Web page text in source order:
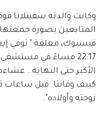
وكانت والدته سفيتلانا
المتابعين بصورة
22:17 مساءً في
الأكبر حتى النهاية..
كييف وفانتا. قبل ساعات
زوجته وأولاده".